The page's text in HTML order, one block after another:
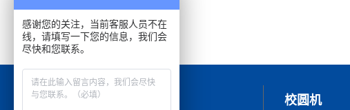
上一篇：矩管校正机
下一篇：扁钢铜板自动校直机
校圆机
感谢您的关注，当前客服人员不在
线，请填写一下您的信息，我们会
尽快和您联系。